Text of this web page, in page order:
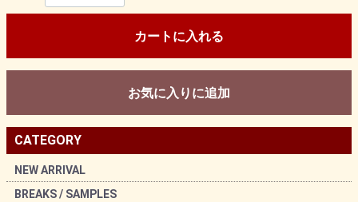
CATEGORY
NEW ARRIVAL
BREAKS / SAMPLES
カートに入れる
お気に入りに追加